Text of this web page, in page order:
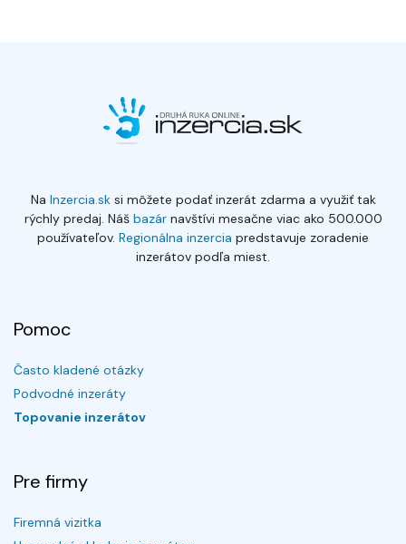
Na Inzercia.sksi môžete podať inzerát zdarma a využiť tak
rýchly predaj. Náš bazárnavštívi mesačne viac ako 500.000
používateľov. Regionálna inzercia predstavuje zoradenie
inzerátov podľa miest.
Pomoc
Často kladené otázky
Podvodné inzeráty
Topovanie inzerátov
Pre firmy
Firemná vizitka